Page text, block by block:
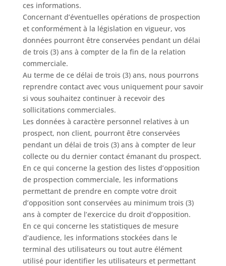
ces informations.
Concernant d’éventuelles opérations de prospection
et conformément à la législation en vigueur, vos
données pourront être conservées pendant un délai
de trois (3) ans à compter de la fin de la relation
commerciale.
Au terme de ce délai de trois (3) ans, nous pourrons
reprendre contact avec vous uniquement pour savoir
si vous souhaitez continuer à recevoir des
sollicitations commerciales.
Les données à caractère personnel relatives à un
prospect, non client, pourront être conservées
pendant un délai de trois (3) ans à compter de leur
collecte ou du dernier contact émanant du prospect.
En ce qui concerne la gestion des listes d’opposition
de prospection commerciale, les informations
permettant de prendre en compte votre droit
d’opposition sont conservées au minimum trois (3)
ans à compter de l’exercice du droit d’opposition.
En ce qui concerne les statistiques de mesure
d’audience, les informations stockées dans le
terminal des utilisateurs ou tout autre élément
utilisé pour identifier les utilisateurs et permettant